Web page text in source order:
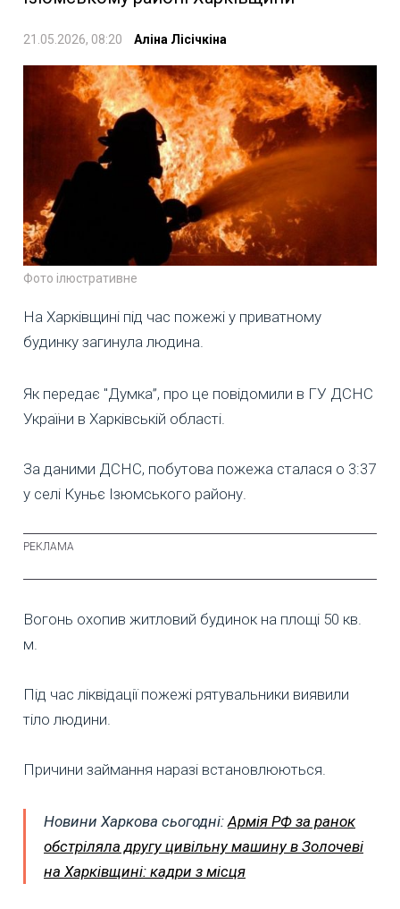
21.05.2026, 08:20 Аліна Лісічкіна
Фото ілюстративне
На Харківщині під час пожежі у приватному
будинку загинула людина.
Як передає "Думка”, про це повідомили в ГУ ДСНС
України в Харківській області.
За даними ДСНС, побутова пожежа сталася о 3:37
у селі Куньє Ізюмського району.
Вогонь охопив житловий будинок на площі 50 кв.
м.
Під час ліквідації пожежі рятувальники виявили
тіло людини.
Причини займання наразі встановлюються.
Новини Харкова сьогодні: Армія РФ за ранок
обстріляла другу цивільну машину в Золочеві
на Харківщині: кадри з місця